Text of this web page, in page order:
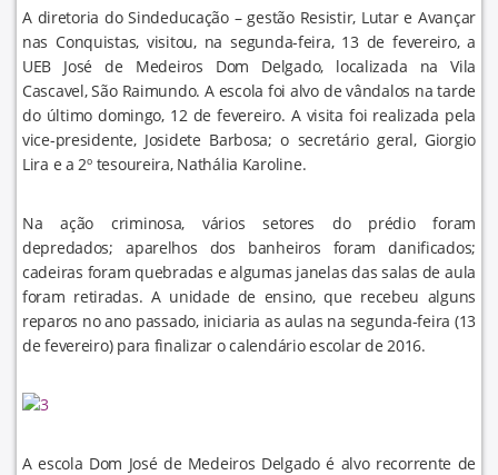
A diretoria do Sindeducação – gestão Resistir, Lutar e Avançar
nas Conquistas, visitou, na segunda-feira, 13 de fevereiro, a
UEB José de Medeiros Dom Delgado, localizada na Vila
Cascavel, São Raimundo. A escola foi alvo de vândalos na tarde
do último domingo, 12 de fevereiro. A visita foi realizada pela
vice-presidente, Josidete Barbosa; o secretário geral, Giorgio
Lira e a 2º tesoureira, Nathália Karoline.
Na ação criminosa, vários setores do prédio foram
depredados; aparelhos dos banheiros foram danificados;
cadeiras foram quebradas e algumas janelas das salas de aula
foram retiradas. A unidade de ensino, que recebeu alguns
reparos no ano passado, iniciaria as aulas na segunda-feira (13
de fevereiro) para finalizar o calendário escolar de 2016.
A escola Dom José de Medeiros Delgado é alvo recorrente de